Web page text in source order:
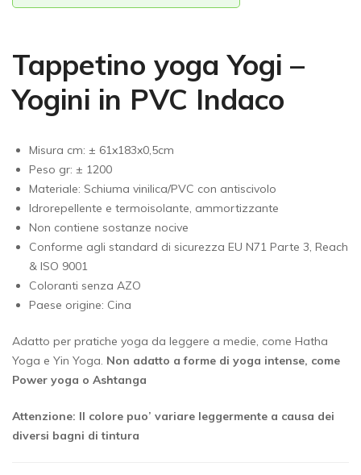
Tappetino yoga Yogi –
Yogini in PVC Indaco
Misura cm: ± 61x183x0,5cm
Peso gr: ± 1200
Materiale: Schiuma vinilica/PVC con antiscivolo
Idrorepellente e termoisolante, ammortizzante
Non contiene sostanze nocive
Conforme agli standard di sicurezza EU N71 Parte 3, Reach
& ISO 9001
Coloranti senza AZO
Paese origine: Cina
Adatto per pratiche yoga da leggere a medie, come Hatha
Yoga e Yin Yoga. Non adatto a forme di yoga intense, come
Power yoga o Ashtanga
Attenzione: Il colore puo’ variare leggermente a causa dei
diversi bagni di tintura